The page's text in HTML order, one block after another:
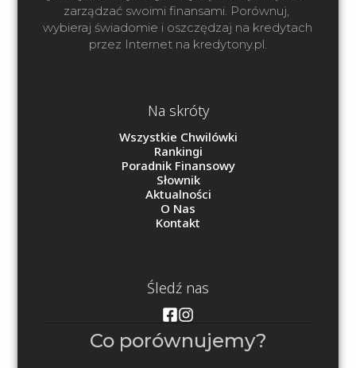
zarządzać swoimi finansami. Porównuj,
wybieraj świadomie i oszczędzaj na kredytach
przez Internet na kredytony.pl.
Na skróty
Wszystkie Chwilówki
Rankingi
Poradnik Finansowy
Słownik
Aktualności
O Nas
Kontakt
Śledź nas
Co porównujemy?